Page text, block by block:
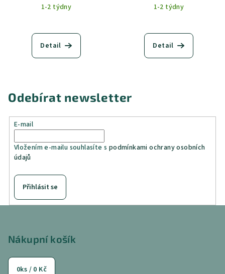
1-2 týdny
Detail
1-2 týdny
Detail
Odebírat newsletter
E-mail
Vložením e-mailu souhlasíte s podmínkami ochrany osobních
údajů
Přihlásit se
Nákupní košík
0ks / 0 Kč